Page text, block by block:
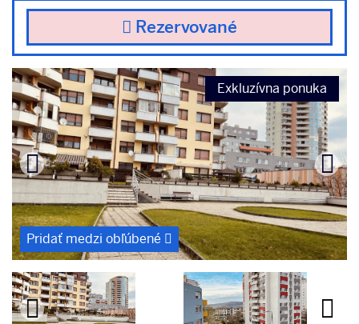
Rezervované
Exkluzívna ponuka
Pridať medzi obľúbené